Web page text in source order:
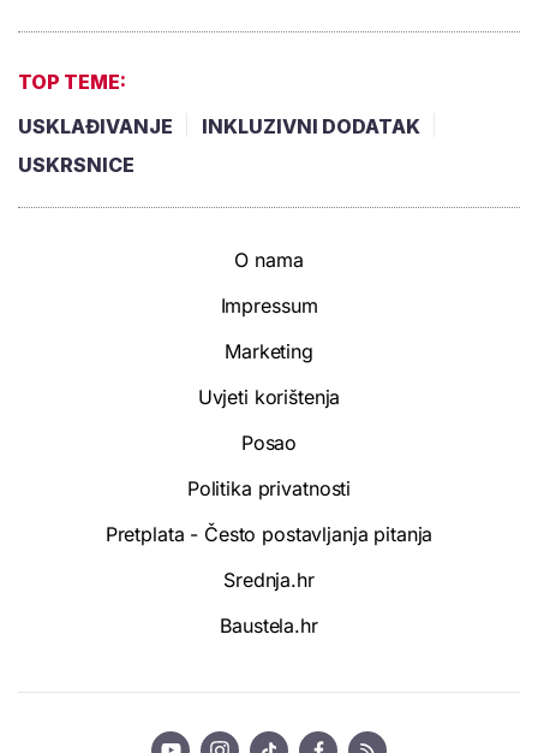
TOP TEME:
USKLAĐIVANJE
INKLUZIVNI DODATAK
USKRSNICE
O nama
Impressum
Marketing
Uvjeti korištenja
Posao
Politika privatnosti
Pretplata - Često postavljanja pitanja
Srednja.hr
Baustela.hr